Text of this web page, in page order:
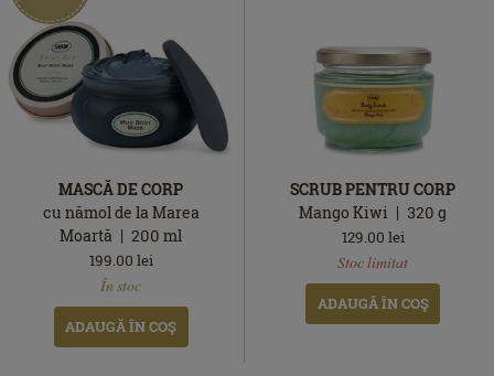
MASCĂ DE CORP
cu nămol de la Marea
Moartă
200ml
199.00 lei
În stoc
ADAUGĂ ÎN COŞ
SCRUB PENTRU CORP
Mango Kiwi
320g
129.00 lei
Stoc limitat
ADAUGĂ ÎN COŞ